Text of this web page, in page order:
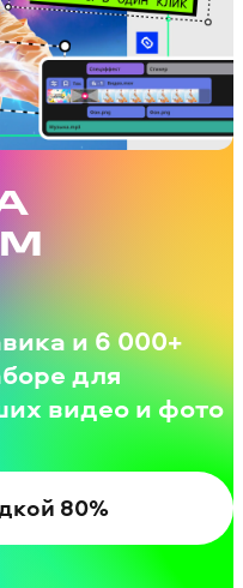
и 6 000+
для
видео и фото
80%